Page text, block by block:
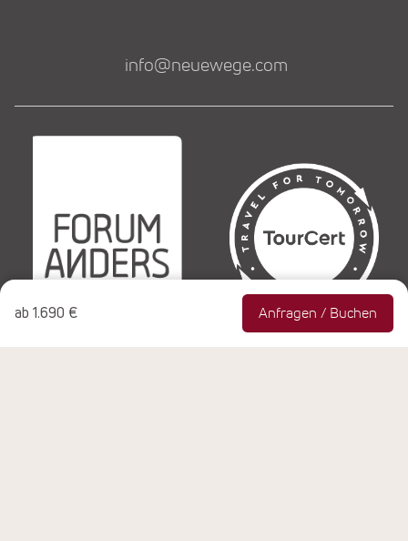
ab 1.690 € Anfragen / Buchen
info@neuewege.com